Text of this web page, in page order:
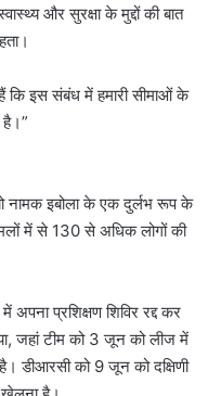
और सुरक्षा के मुद्दों की बात
कि इस संबंध में हमारी सीमाओं के
नामक इबोला के एक दुर्लभ रूप के
में से 130 से अधिक लोगों की
अपना प्रशिक्षण शिविर रद्द कर
जहां टीम को 3 जून को लीज में
डीआरसी को 9 जून को दक्षिणी